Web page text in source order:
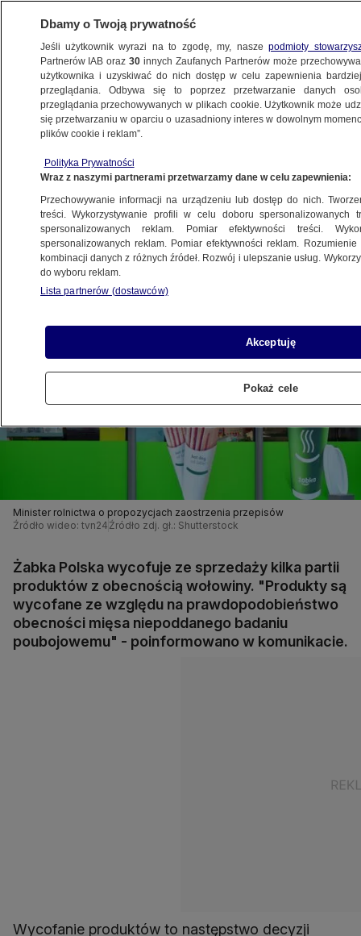
BIZNES
Z KRAJU
"Prawdopodobieństwo obecności
niebadanego mięsa"
5.02.2019, 11:12
Udostępnij
Minister rolnictwa o propozycjach zaostrzenia przepisów
Źródło wideo: tvn24 Źródło zdj. gł.: Shutterstock
Żabka Polska wycofuje ze sprzedaży kilka partii
produktów z obecnością wołowiny. "Produkty są
wycofane ze względu na prawdopodobieństwo
obecności mięsa niepoddanego badaniu
poubojowemu" - poinformowano w komunikacie.
Wycofanie produktów to następstwo decyzji
Dbamy o Twoją prywatność
Jeśli użytkownik wyrazi na to zgodę, my, naszepodmioty
Partnerów IAB oraz30 innych Zaufanych Partnerów może
użytkownika i uzyskiwać do nich dostęp w celu zapewnienia
przeglądania. Odbywa się to poprzez przetwarzanie danych
przeglądania przechowywanych w plikach cookie. Użytkownik może
się przetwarzaniu w oparciu o uzasadniony interes w dowolnym
plików cookie i reklam”.
Polityka Prywatności
Wraz z naszymi partnerami przetwarzamy dane w celu zapewnienia:
Przechowywanie informacji na urządzeniu lub dostęp do nich.
treści. Wykorzystywanie profili w celu doboru spersonalizowanych
spersonalizowanych reklam. Pomiar efektywności treści.
spersonalizowanych reklam. Pomiar efektywności reklam.
kombinacji danych z różnych źródeł. Rozwój i ulepszanie usług.
do wyboru reklam.
Lista partnerów (dostawców)
Akceptuję
Pokaż cele